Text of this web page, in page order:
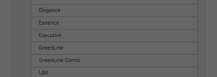
Elegance
Essence
Executive
GreenLine
GreenLine Combi
L&K